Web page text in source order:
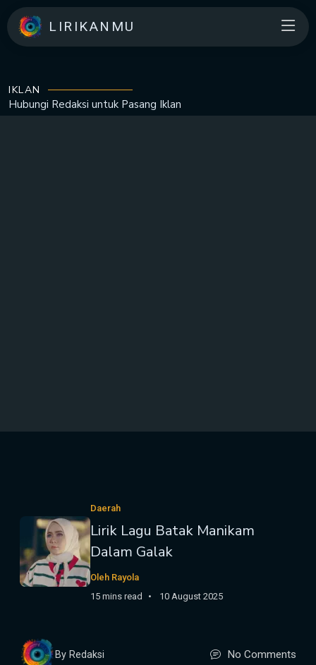
LIRIKANMU
IKLAN
Hubungi Redaksi untuk Pasang Iklan
Daerah
Lirik Lagu Batak Manikam
Dalam Galak
Oleh Rayola
15 mins read
10 August 2025
By Redaksi No Comments